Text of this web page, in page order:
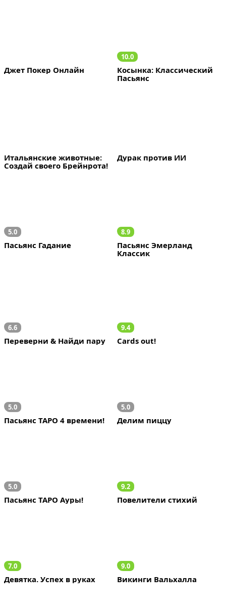
Джет Покер Онлайн
10.0
Косынка: Классический
Пасьянс
Итальянские животные:
Создай своего Брейнрота!
Дурак против ИИ
5.0
Пасьянс Гадание
8.9
Пасьянс Эмерланд
Классик
6.6
Переверни & Найди пару
9.4
Cards out!
5.0
Пасьянс ТАРО 4 времени!
5.0
Делим пиццу
5.0
Пасьянс ТАРО Ауры!
9.2
Повелители стихий
7.0
Девятка. Успех в руках
9.0
Викинги Вальхалла